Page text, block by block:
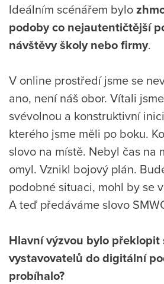
Ideálním scénářem bylo
podoby co nejautentičtější
návštěvy školy nebo firmy.
V online prostředí jsme se
ano, není náš obor. Vítali
svévolnou a konstruktivní
kterého jsme měli po boku.
slovo na místě. Nebyl čas na
omyl. Vznikl bojový plán.
podobné situaci, mohl by se
A teď předáváme slovo
Hlavní výzvou bylo překlopit
vystavovatelů do digitální
probíhalo?